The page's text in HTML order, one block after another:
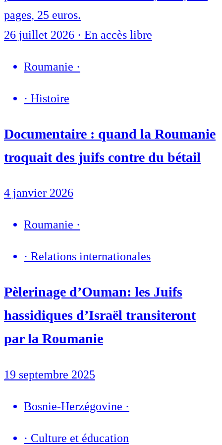
pages, 25 euros.
26 juillet 2026 · En accès libre
Roumanie ·
· Histoire
Documentaire : quand la Roumanie
troquait des juifs contre du bétail
4 janvier 2026
Roumanie ·
· Relations internationales
Pèlerinage d’Ouman: les Juifs
hassidiques d’Israël transiteront
par la Roumanie
19 septembre 2025
Bosnie-Herzégovine ·
· Culture et éducation